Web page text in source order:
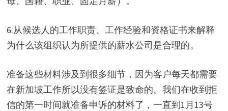
6.从候选人的工作职责、工作经验和资格证书来解释
为什么该组织认为所提供的薪水公司是合理的。
准备这些材料涉及到很多细节，因为客户每天都需要
在新加坡工作所以没有签证是致命的。我们在收到拒
信的第一时间就准备申诉的材料了，一直到1月13号